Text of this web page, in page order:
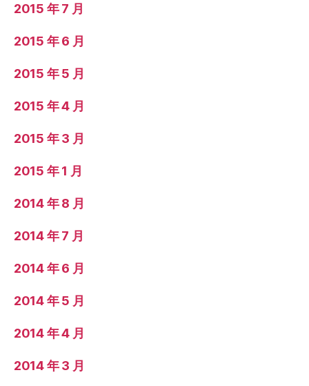
2015 年 7 月
2015 年 6 月
2015 年 5 月
2015 年 4 月
2015 年 3 月
2015 年 1 月
2014 年 8 月
2014 年 7 月
2014 年 6 月
2014 年 5 月
2014 年 4 月
2014 年 3 月